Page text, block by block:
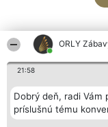
ORLY
21:58
Dobrý deň, radi Vám
príslušnú tému
Organizátor hodnotenia
Bright Side Solutions sp. z o.
o. sp. k.